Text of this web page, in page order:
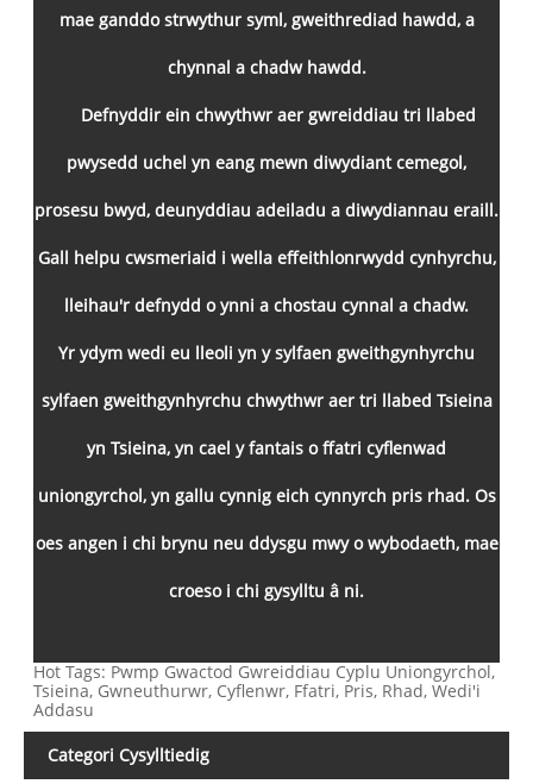
mae ganddo strwythur syml, gweithrediad hawdd, a
chynnal a chadw hawdd.
Defnyddir ein chwythwr aer gwreiddiau tri llabed
pwysedd uchel yn eang mewn diwydiant cemegol,
prosesu bwyd, deunyddiau adeiladu a diwydiannau eraill.
Gall helpu cwsmeriaid i wella effeithlonrwydd cynhyrchu,
lleihau'r defnydd o ynni a chostau cynnal a chadw.
Yr ydym wedi eu lleoli yn y sylfaen gweithgynhyrchu
sylfaen gweithgynhyrchu chwythwr aer tri llabed Tsieina
yn Tsieina, yn cael y fantais o ffatri cyflenwad
uniongyrchol, yn gallu cynnig eich cynnyrch pris rhad. Os
oes angen i chi brynu neu ddysgu mwy o wybodaeth, mae
croeso i chi gysylltu â ni.
Hot Tags: Pwmp Gwactod Gwreiddiau Cyplu Uniongyrchol,
Tsieina, Gwneuthurwr, Cyflenwr, Ffatri, Pris, Rhad, Wedi'i
Addasu
Categori Cysylltiedig